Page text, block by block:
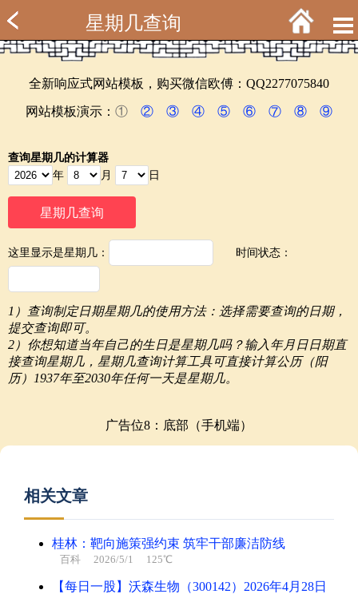
星期几查询
全新响应式网站模板，购买微信欧傅：QQ2277075840
网站模板演示： ① ② ③ ④ ⑤ ⑥ ⑦ ⑧ ⑨
查询星期几的计算器
年
月 日
这里显示是星期几： 时间状态：
1）查询制定日期星期几的使用方法：选择需要查询的日期，
提交查询即可。
2）你想知道当年自己的生日是星期几吗？输入年月日日期直
接查询星期几，星期几查询计算工具可直接计算公历（阳
历）1937年至2030年任何一天是星期几。
广告位8：底部（手机端）
相关文章
桂林：靶向施策强约束 筑牢干部廉洁防线
百科 2026/5/1 125℃
【每日一股】沃森生物（300142）2026年4月28日